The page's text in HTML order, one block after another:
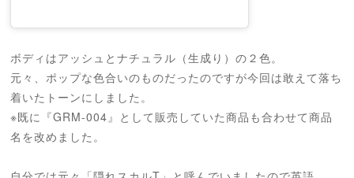
ボディはアッシュとナチュラル（生成り）の２色。
元々、ポップな色合いのものだったのですが今回は敢えて落ち
着いたトーンにしました。
※既に『GRM-004』として販売していた商品も合わせて商品
名を改めました。